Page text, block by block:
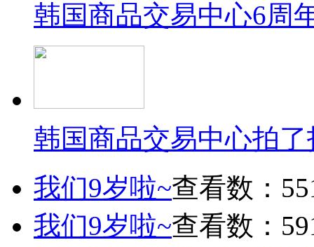
韩国商品交易中心6周
韩国商品交易中心拍
我们9岁啦~查看数：
我们9岁啦~查看数：